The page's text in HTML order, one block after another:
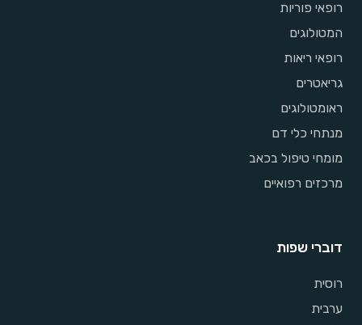
רופאי פוריות
המטולוגים
רופאי ריאות
גריאטרים
ראומטולוגים
מנתחי כלי דם
מומחי טיפול בכאב
מרכזים רפואיים
דוברי שפות
רוסית
ערבית